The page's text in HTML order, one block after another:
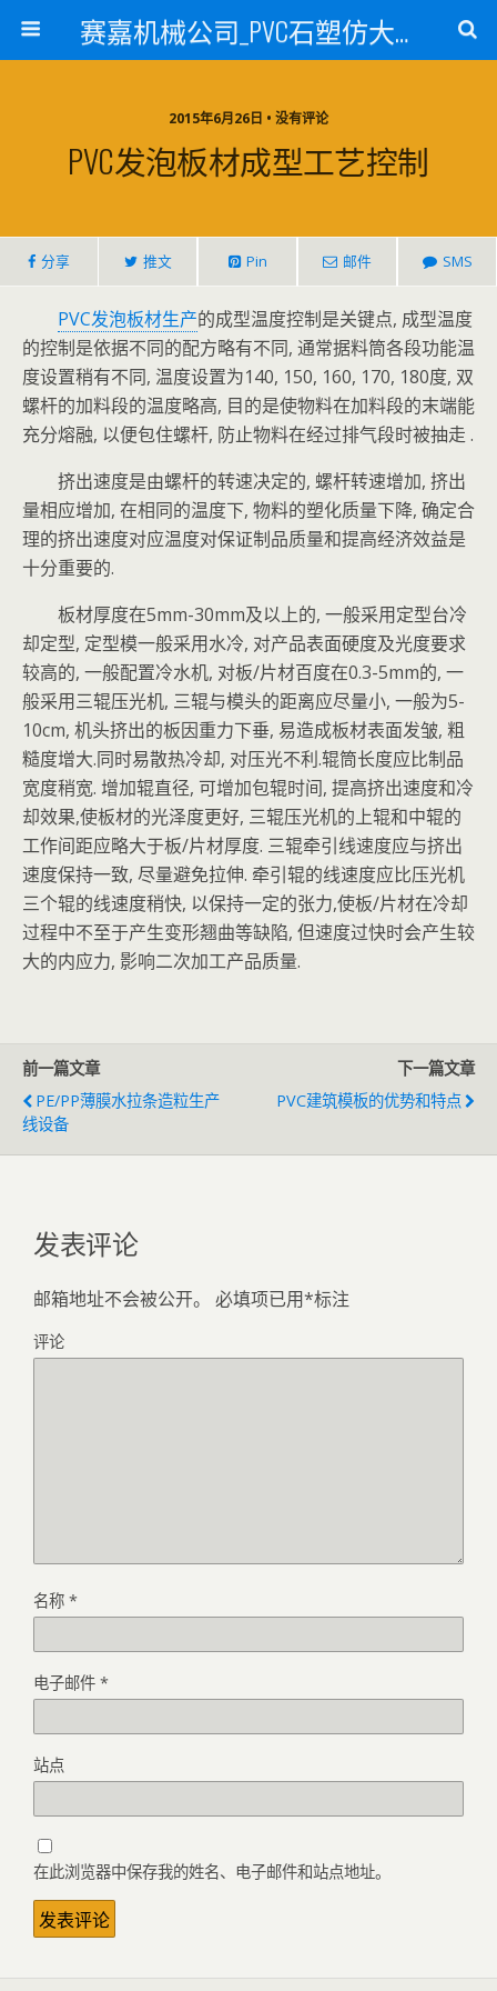
赛嘉机械公司_PVC石塑仿大理石线条生产线_PVC仿大理石板材生产设备_PVC门窗型材生产设备_PVC扣板设备_PVC/WPC发泡板材生产线_PVC波浪瓦生产设备_地毯覆膜TPR TPE设备_TPR鞋边条生产设备_PVC封边条卡条生产设备_PVC造料设备_PVC PE PP管材生产线_混合机
2015年6月26日 • 没有评论
PVC发泡板材成型工艺控制
分享 推文 Pin 邮件 SMS
PVC发泡板材生产的成型温度控制是关键点, 成型温度
的控制是依据不同的配方略有不同, 通常据料筒各段功能温
度设置稍有不同, 温度设置为140, 150, 160, 170, 180度, 双
螺杆的加料段的温度略高, 目的是使物料在加料段的末端能
充分熔融, 以便包住螺杆, 防止物料在经过排气段时被抽走 .
挤出速度是由螺杆的转速决定的, 螺杆转速增加, 挤出
量相应增加, 在相同的温度下, 物料的塑化质量下降, 确定合
理的挤出速度对应温度对保证制品质量和提高经济效益是
十分重要的.
板材厚度在5mm-30mm及以上的, 一般采用定型台冷
却定型, 定型模一般采用水冷, 对产品表面硬度及光度要求
较高的, 一般配置冷水机, 对板/片材百度在0.3-5mm的, 一
般采用三辊压光机, 三辊与模头的距离应尽量小, 一般为5-
10cm, 机头挤出的板因重力下垂, 易造成板材表面发皱, 粗
糙度增大.同时易散热冷却, 对压光不利.辊筒长度应比制品
宽度稍宽. 增加辊直径, 可增加包辊时间, 提高挤出速度和冷
却效果,使板材的光泽度更好, 三辊压光机的上辊和中辊的
工作间距应略大于板/片材厚度. 三辊牵引线速度应与挤出
速度保持一致, 尽量避免拉伸. 牵引辊的线速度应比压光机
三个辊的线速度稍快, 以保持一定的张力,使板/片材在冷却
过程中不至于产生变形翘曲等缺陷, 但速度过快时会产生较
大的内应力, 影响二次加工产品质量.
前一篇文章
PE/PP薄膜水拉条造粒生产
线设备
下一篇文章
PVC建筑模板的优势和特点
发表评论
邮箱地址不会被公开。 必填项已用*标注
评论
名称 *
电子邮件 *
站点
在此浏览器中保存我的姓名、电子邮件和站点地址。